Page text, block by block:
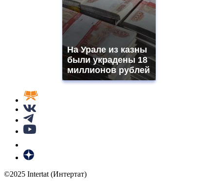
На Урале из казны
были украдены 18
миллионов рублей
©2025 Intertat (Интертат)